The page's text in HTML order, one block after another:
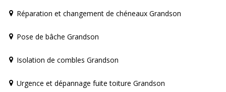
Réparation et changement de chéneaux Grandson
Pose de bâche Grandson
Isolation de combles Grandson
Urgence et dépannage fuite toiture Grandson